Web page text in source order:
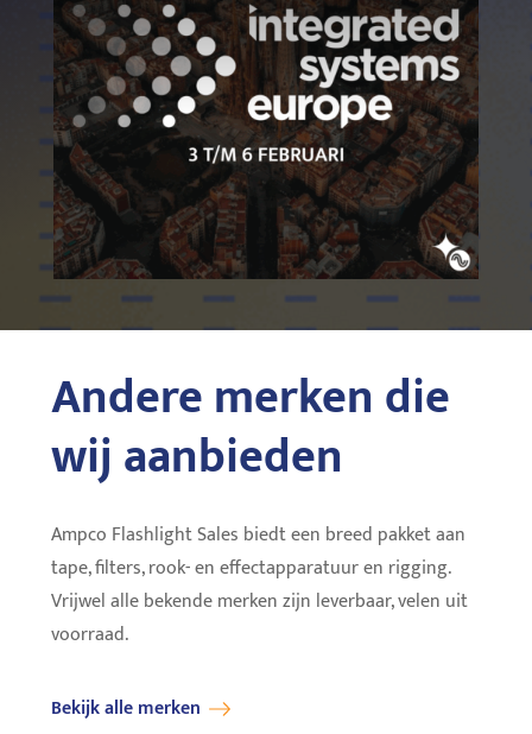
Andere merken die
wij aanbieden
Ampco Flashlight Sales biedt een breed pakket aan
tape, filters, rook- en effectapparatuur en rigging.
Vrijwel alle bekende merken zijn leverbaar, velen uit
voorraad.
Bekijk alle merken